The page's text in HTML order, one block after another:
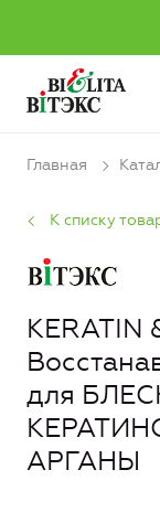
Главная
К списку
KERATIN
для
АРГАНЫ